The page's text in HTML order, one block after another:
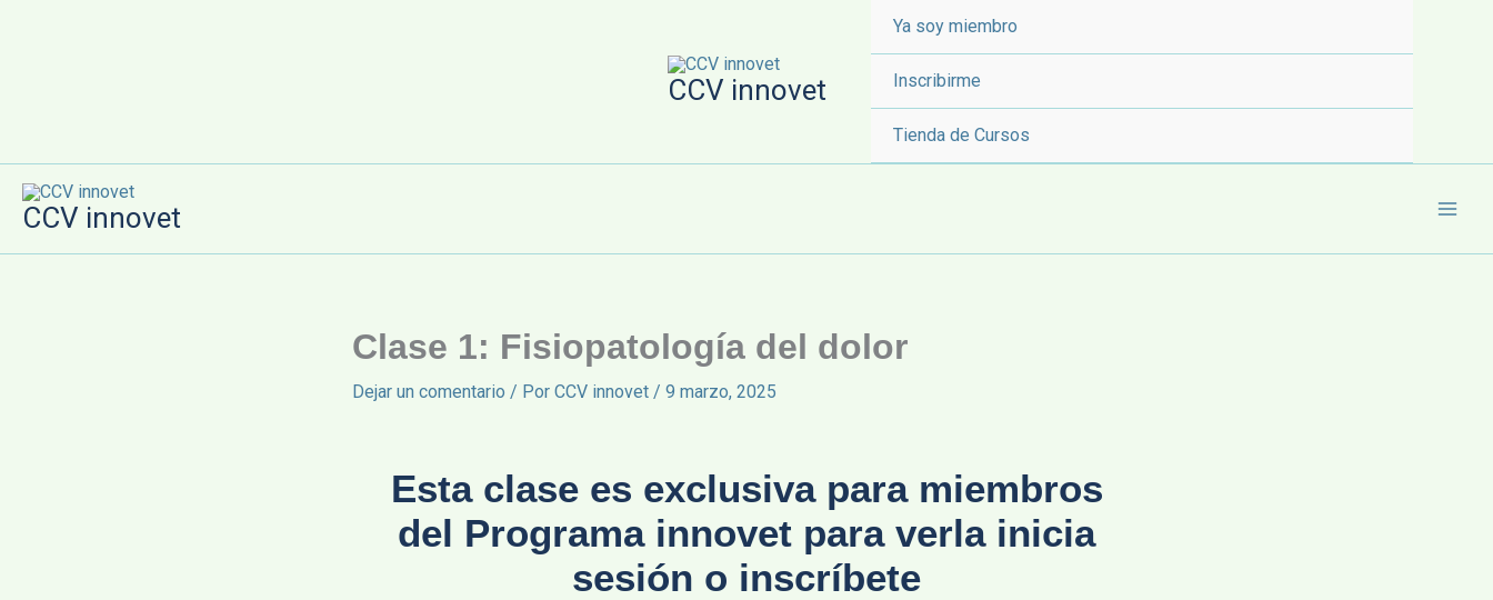
CCV innovet
Ya soy miembro
Inscribirme
Tienda de Cursos
CCV innovet
Clase 1: Fisiopatología del dolor
Dejar un comentario / Por CCV innovet / 9 marzo, 2025
Esta clase es exclusiva para miembros
del Programa innovet para verla inicia
sesión o inscríbete